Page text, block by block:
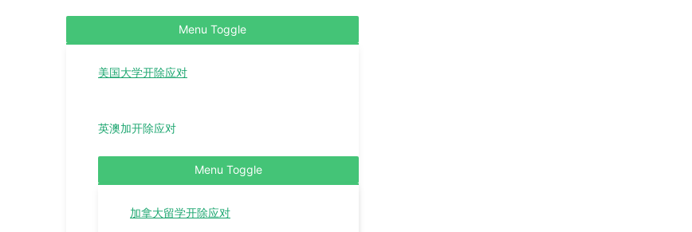
Menu Toggle
美国大学开除应对
英澳加开除应对
Menu Toggle
加拿大留学开除应对